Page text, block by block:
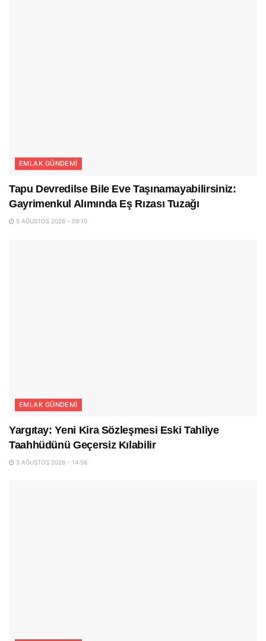
EMLAK GÜNDEMI
Tapu Devredilse Bile Eve Taşınamayabilirsiniz:
Gayrimenkul Alımında Eş Rızası Tuzağı
5 AĞUSTOS 2026 - 09:10
EMLAK GÜNDEMI
Yargıtay: Yeni Kira Sözleşmesi Eski Tahliye
Taahhüdünü Geçersiz Kılabilir
3 AĞUSTOS 2026 - 14:56